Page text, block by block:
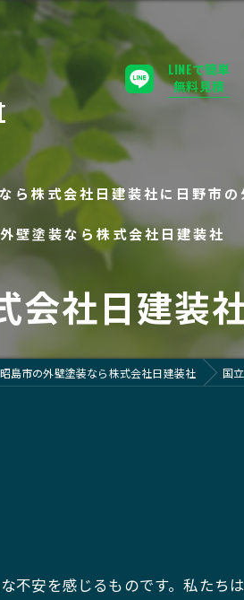
LINEで簡単
無料見積
ら株式会社日建装社に 日野市
壁塗装なら株式会社日建装社
会社日建装
昭島市の外壁塗装なら株式会社日建装社 国
不安を感じるものです。私たち